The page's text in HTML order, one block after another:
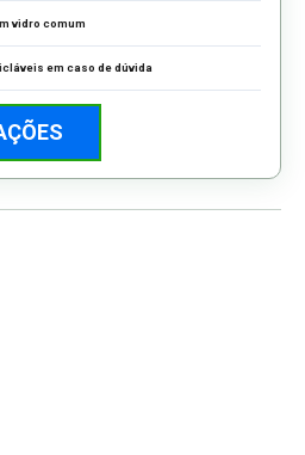
vidro comum
em caso de dúvida